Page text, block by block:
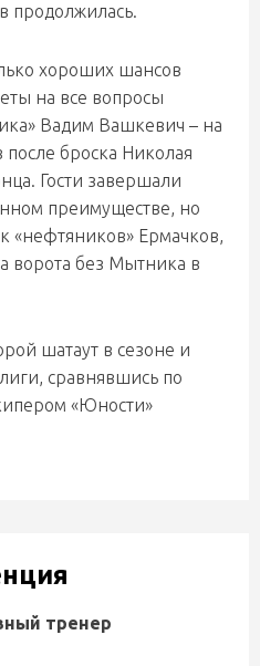
продолжилась.
хороших шансов
на все вопросы
Вадим Вашкевич – на
после броска Николая
Гости завершали
преимуществе, но
«нефтяников» Ермачков,
ворота без Мытника в
шатаут в сезоне и
сравнявшись по
«Юности»
тренер